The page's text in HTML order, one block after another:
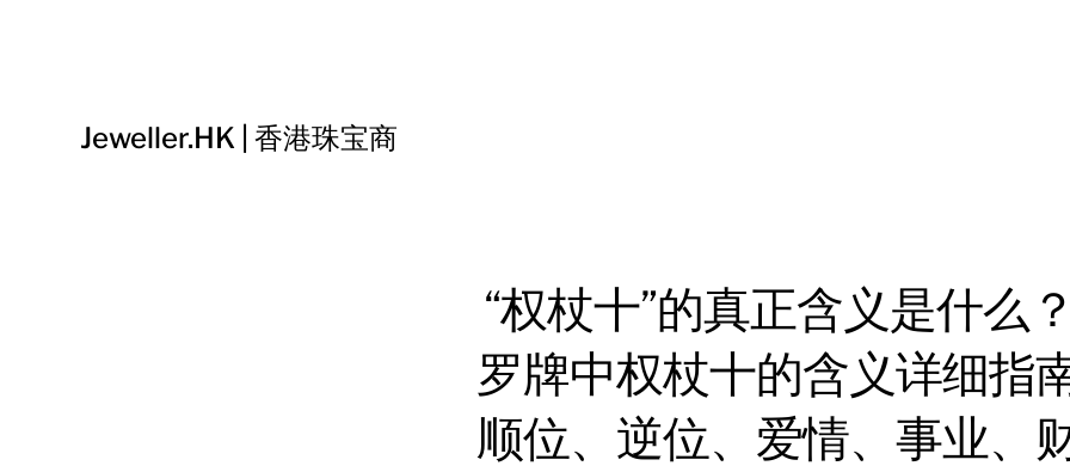
Jeweller.HK | 香港珠宝商
“权杖十”的真正含义是什么
罗牌中权杖十的含义详细指
顺位、逆位、爱情、事业、